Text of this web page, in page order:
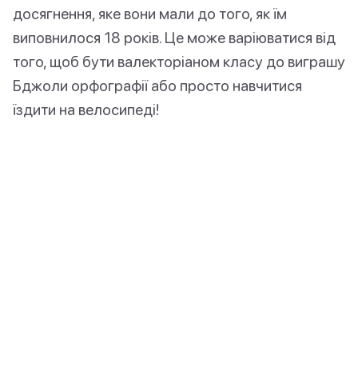
досягнення, яке вони мали до того, як їм
виповнилося 18 років. Це може варіюватися від
того, щоб бути валекторіаном класу до виграшу
Бджоли орфографії або просто навчитися
їздити на велосипеді!